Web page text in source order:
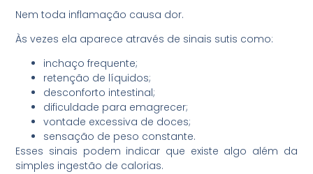
Nem toda inflamação causa dor.
Às vezes ela aparece através de sinais sutis como:
inchaço frequente;
retenção de líquidos;
desconforto intestinal;
dificuldade para emagrecer;
vontade excessiva de doces;
sensação de peso constante.
Esses sinais podem indicar que existe algo além da
simples ingestão de calorias.